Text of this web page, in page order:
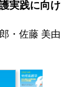
実践に向け
・ 佐藤 美由